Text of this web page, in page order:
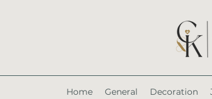
Home General Decoration